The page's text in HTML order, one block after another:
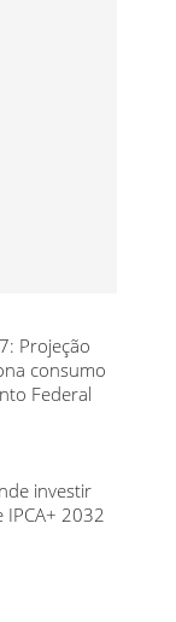
Projeção
consumo
Federal
investir
IPCA+ 2032